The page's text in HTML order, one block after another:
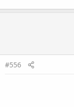
#556